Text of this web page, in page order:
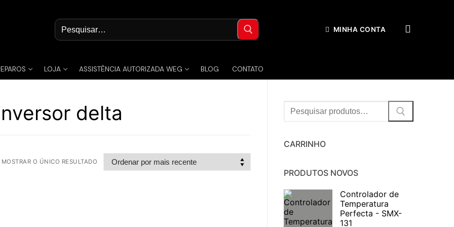
Pesquisar
por:
MINHA CONTA
LOJA ASSISTÊNCIA AUTORIZADA WEG BLOG CONTATO
delta
MOSTRAR O ÚNICO RESULTADO
Procurar:
CARRINHO
PRODUTOS NOVOS
Controlador de
Temperatura
Perfecta - SMX-
131